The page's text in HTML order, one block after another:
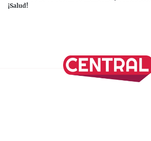
¡Salud!